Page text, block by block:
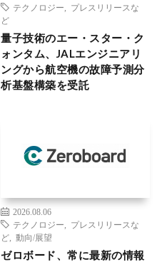
テクノロジー
プレスリリースな
ど
量子技術のエー・スター・ク
ォンタム、JALエンジニアリ
ングから航空機の故障予測分
析基盤構築を受託
2026.08.06
テクノロジー
プレスリリースな
ど
動向/展望
ゼロボード、常に最新の情報